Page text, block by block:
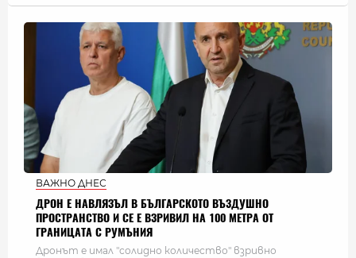
ВАЖНО ДНЕС
ДРОН Е НАВЛЯЗЪЛ В БЪЛГАРСКОТО ВЪЗДУШНО
ПРОСТРАНСТВО И СЕ Е ВЗРИВИЛ НА 100 МЕТРА ОТ
ГРАНИЦАТА С РУМЪНИЯ
Дронът е имал "солидно количество" взривно